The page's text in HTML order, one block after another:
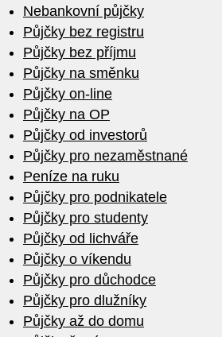
Nebankovní půjčky
Půjčky bez registru
Půjčky bez příjmu
Půjčky na směnku
Půjčky on-line
Půjčky na OP
Půjčky od investorů
Půjčky pro nezaměstnané
Peníze na ruku
Půjčky pro podnikatele
Půjčky pro studenty
Půjčky od lichváře
Půjčky o víkendu
Půjčky pro důchodce
Půjčky pro dlužníky
Půjčky až do domu